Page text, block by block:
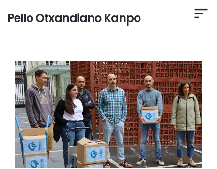
Pello Otxandiano Kanpo